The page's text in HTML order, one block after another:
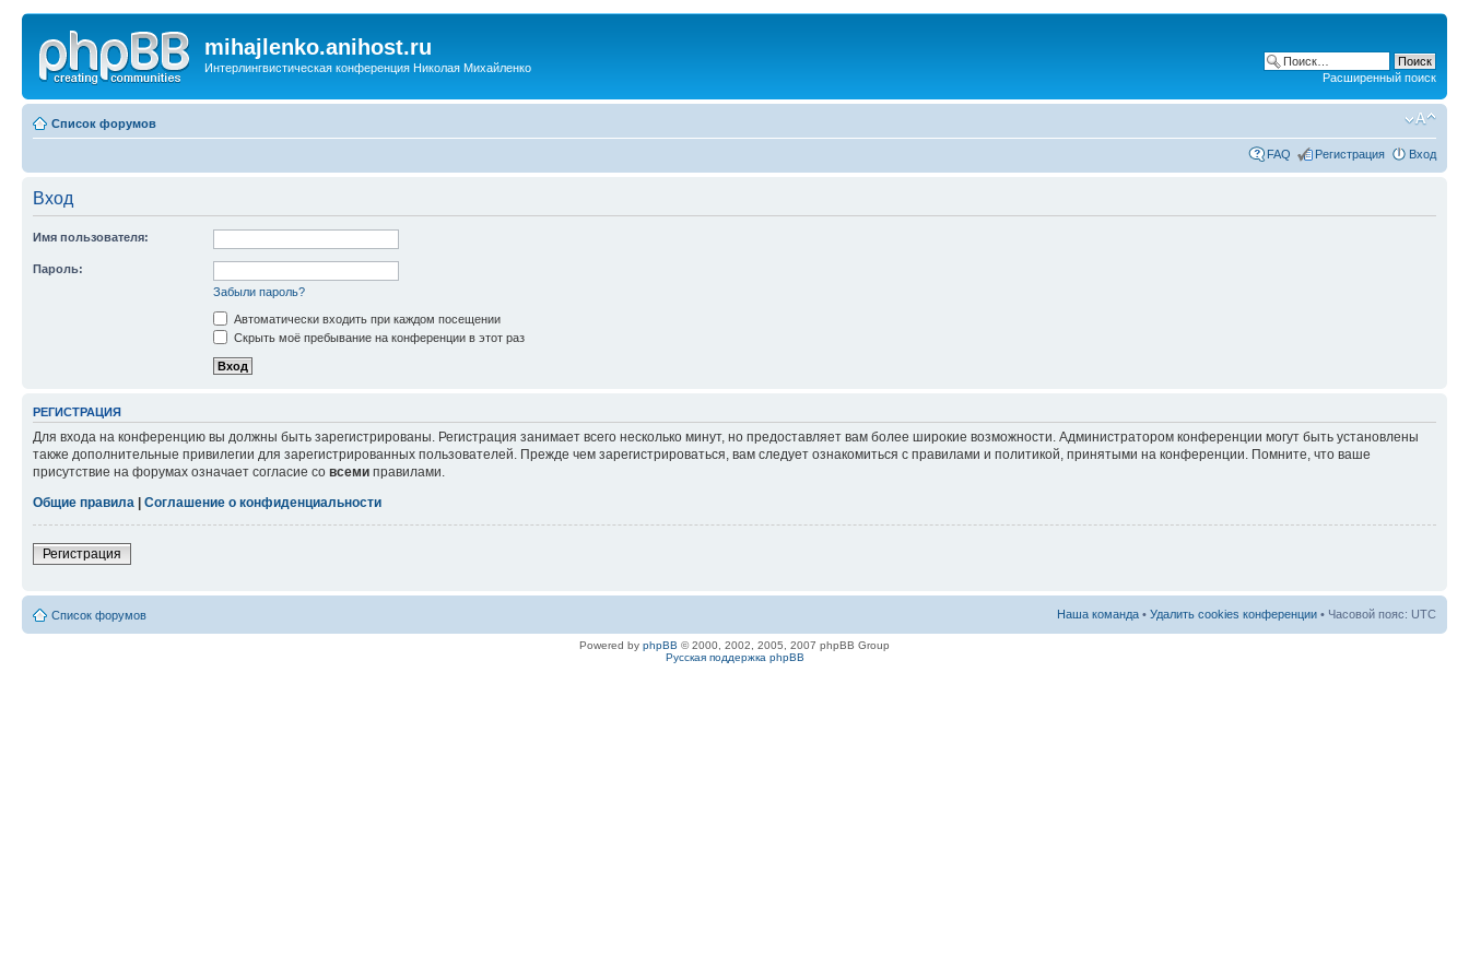
mihajlenko.anihost.ru
Интерлингвистическая конференция Николая Михайленко
Расширенный поиск
Список форумов
FAQ Регистрация Вход
Вход
Имя пользователя:
Пароль:
Забыли пароль?
Автоматически входить при каждом посещении
Скрыть моё пребывание на конференции в этот раз
РЕГИСТРАЦИЯ
Для входа на конференцию вы должны быть зарегистрированы. Регистрация занимает всего несколько минут, но предоставляет вам более широкие возможности. Администратором конференции могут быть установлены
также дополнительные привилегии для зарегистрированных пользователей. Прежде чем зарегистрироваться, вам следует ознакомиться с правилами и политикой, принятыми на конференции. Помните, что ваше
присутствие на форумах означает согласие со всеми правилами.
Общие правила
Соглашение о конфиденциальности
Регистрация
Список форумов Наша команда • Удалить cookies конференции • Часовой пояс: UTC
Powered by phpBB © 2000, 2002, 2005, 2007 phpBB Group
Русская поддержка phpBB